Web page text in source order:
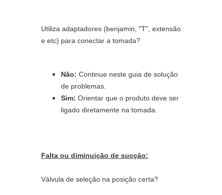
Utiliza adaptadores (benjamin, "T", extensão
e etc) para conectar a tomada?
Não: Continue neste guia de solução
de problemas.
Sim: Orientar que o produto deve ser
ligado diretamente na tomada.
Falta ou diminuição de sucção:
Válvula de seleção na posição certa?